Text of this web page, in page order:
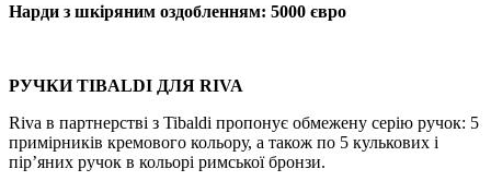
Нарди з шкіряним оздобленням: 5000 євро
РУЧКИ TIBALDI ДЛЯ RIVA
Riva в партнерстві з Tibaldi пропонує обмежену серію ручок: 5
примірників кремового кольору, а також по 5 кулькових і
пір’яних ручок в кольорі римської бронзи.